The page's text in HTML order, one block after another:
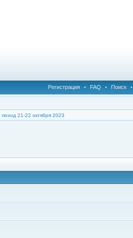
Регистрация • FAQ • Поиск •
21-22 октября 2023